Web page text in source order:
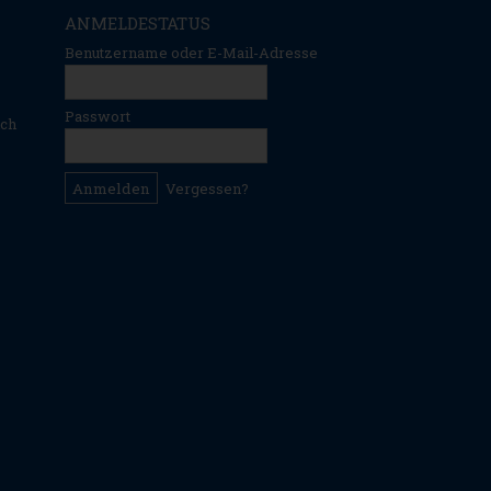
ANMELDESTATUS
Benutzername oder E-Mail-Adresse
Passwort
Vergessen?